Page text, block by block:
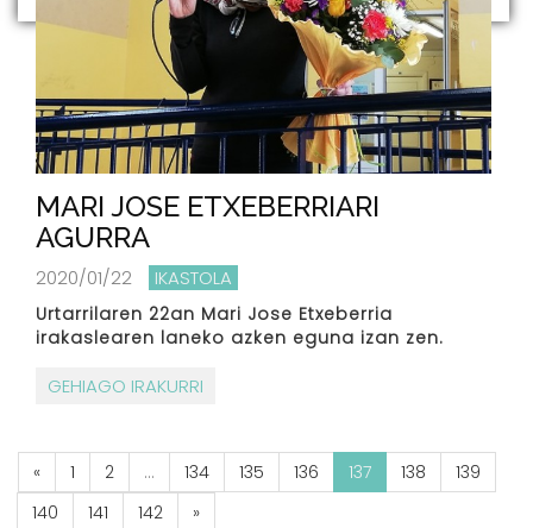
MARI JOSE ETXEBERRIARI
AGURRA
2020/01/22 IKASTOLA
Urtarrilaren 22an Mari Jose Etxeberria
irakaslearen laneko azken eguna izan zen.
GEHIAGO IRAKURRI
« 1 2 ... 134 135 136 137 138
139
140
141 142 »